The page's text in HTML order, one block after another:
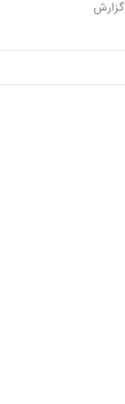
گزارش